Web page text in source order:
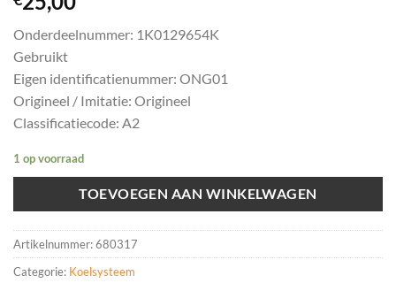
Onderdeelnummer: 1K0129654K
Gebruikt
Eigen identificatienummer: ONG01
Origineel / Imitatie: Origineel
Classificatiecode: A2
1 op voorraad
TOEVOEGEN AAN WINKELWAGEN
Artikelnummer:680317
Categorie: Koelsysteem